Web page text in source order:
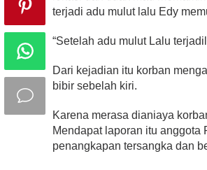
terjadi adu mulut lalu Edy
“Setelah adu mulut Lalu
Dari kejadian itu korban
bibir sebelah kiri.
Karena merasa dianiaya
Mendapat laporan itu
penangkapan tersangka dan